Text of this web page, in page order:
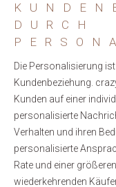
DURCH
Die Personalisierung
Kundenbeziehung.
Kunden auf einer
personalisierte
Verhalten und ihren
personalisierte
Rate und einer
wiederkehrenden